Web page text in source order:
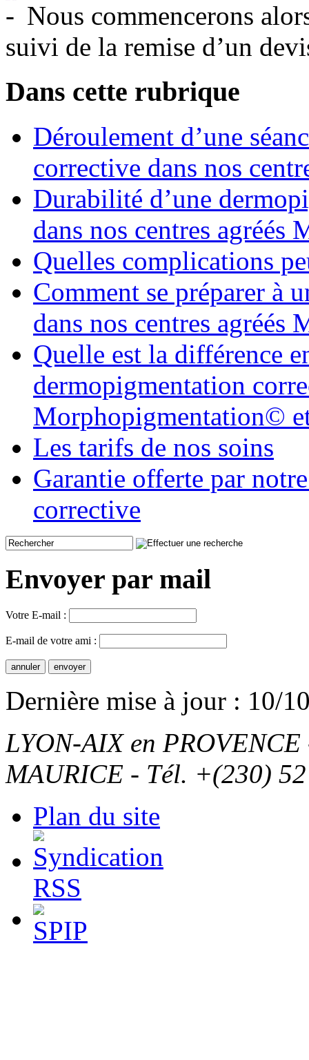
Nous commencerons
suivi de la remise d’un
Dans cette rubrique
Déroulement d’une
corrective dans nos
Durabilité d’une
dans nos centres
Quelles complications
Comment se préparer à
dans nos centres
Quelle est la différence
dermopigmentation
Morphopigmentation©
Les tarifs de nos soins
Garantie offerte par
corrective
Envoyer par mail
Votre E-mail :
E-mail de votre ami :
Dernière mise à jour : 10/
LYON-AIX en
MAURICE - Tél. +(230)
Plan du site